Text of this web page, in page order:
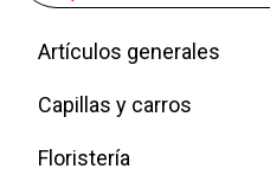
Artículos generales
Capillas y carros
Floristería